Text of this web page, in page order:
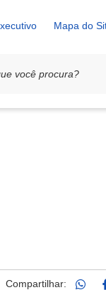
Mapa do
Compartilhar: